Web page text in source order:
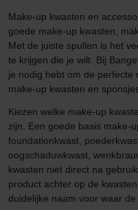
Make-up kwasten en
goede make-up kwasten,
Met de juiste spullen is het
te krijgen die je wilt. Bij
je nodig hebt om de
make-up kwasten en
Kiezen welke make-up
zijn. Een goede basis make-
foundationkwast,
oogschaduwkwast,
kwasten niet direct na
product achter op de
duidelijke naam voor waar